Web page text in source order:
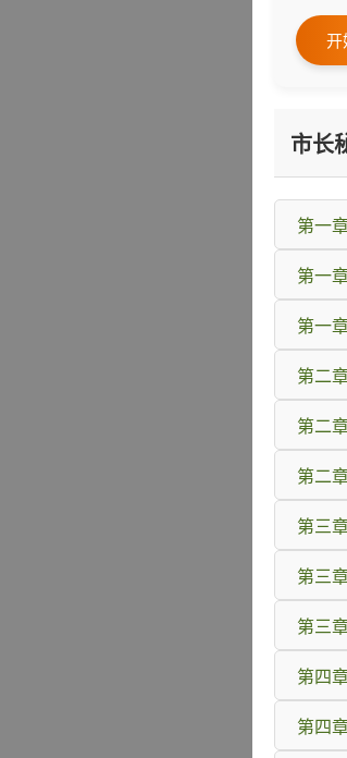
开
市长
第一
第一
第一
第二
第二
第二
第三
第三
第三
第四
第四